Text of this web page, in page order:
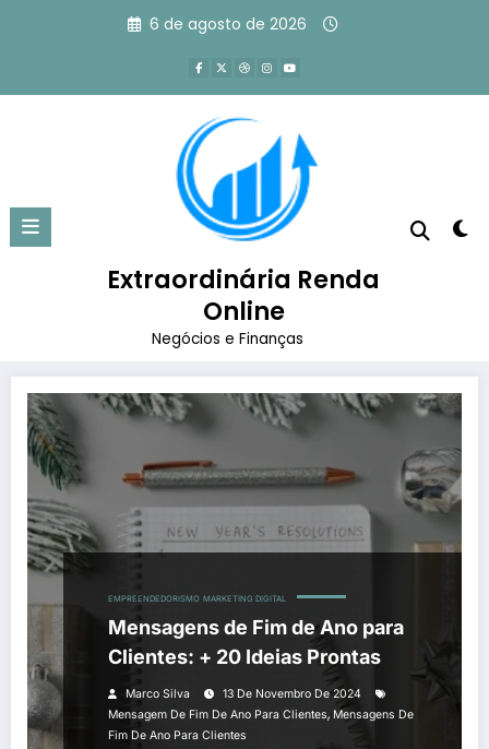
6 de agosto de 2026
Extraordinária Renda
Online
Negócios e Finanças
Tag: mensagens de fim de ano
para clientes
Página inicial mensagens de fim de ano para clientes
EMPREENDEDORISMO MARKETING DIGITAL
Mensagens de Fim de Ano para
Clientes: + 20 Ideias Prontas
Marco Silva
13 De Novembro De 2024
Mensagem De Fim De Ano Para Clientes, Mensagens De
Fim De Ano Para Clientes